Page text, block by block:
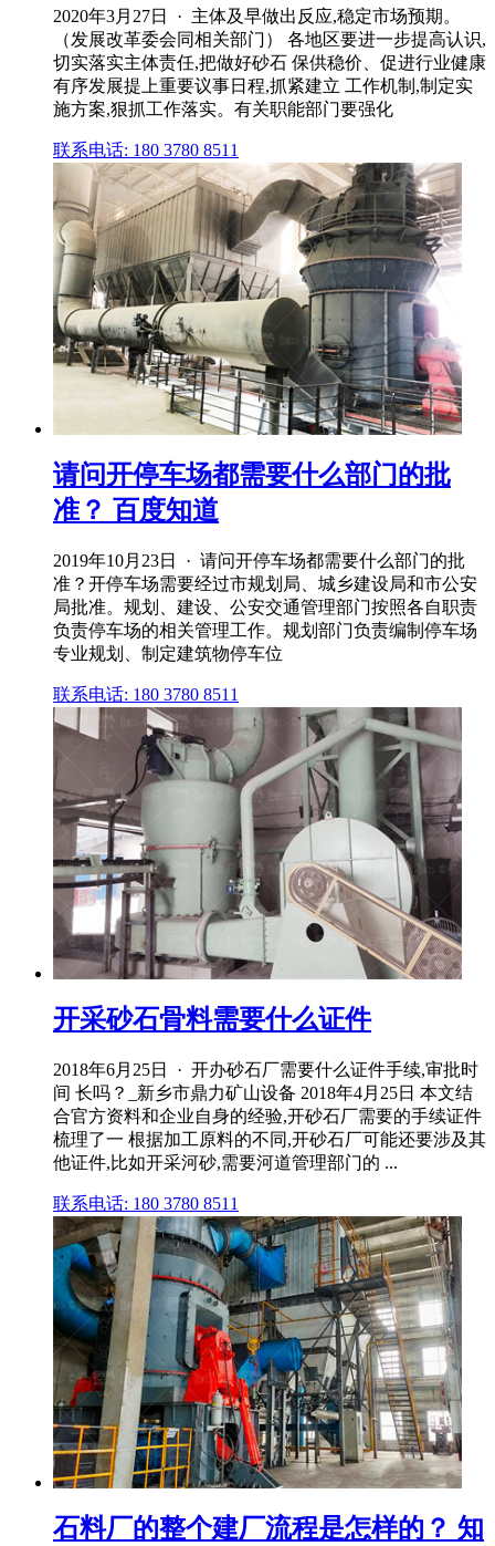
2020年3月27日 · 主体及早做出反应,稳定市场预期。
（发展改革委会同相关部门） 各地区要进一步提高认识,
切实落实主体责任,把做好砂石 保供稳价、促进行业健康
有序发展提上重要议事日程,抓紧建立 工作机制,制定实
施方案,狠抓工作落实。有关职能部门要强化
联系电话: 180 3780 8511
请问开停车场都需要什么部门的批
准？ 百度知道
2019年10月23日 · 请问开停车场都需要什么部门的批
准？开停车场需要经过市规划局、城乡建设局和市公安
局批准。规划、建设、公安交通管理部门按照各自职责
负责停车场的相关管理工作。规划部门负责编制停车场
专业规划、制定建筑物停车位
联系电话: 180 3780 8511
开采砂石骨料需要什么证件
2018年6月25日 · 开办砂石厂需要什么证件手续,审批时
间 长吗？_新乡市鼎力矿山设备 2018年4月25日 本文结
合官方资料和企业自身的经验,开砂石厂需要的手续证件
梳理了一 根据加工原料的不同,开砂石厂可能还要涉及其
他证件,比如开采河砂,需要河道管理部门的 ...
联系电话: 180 3780 8511
石料厂的整个建厂流程是怎样的？ 知